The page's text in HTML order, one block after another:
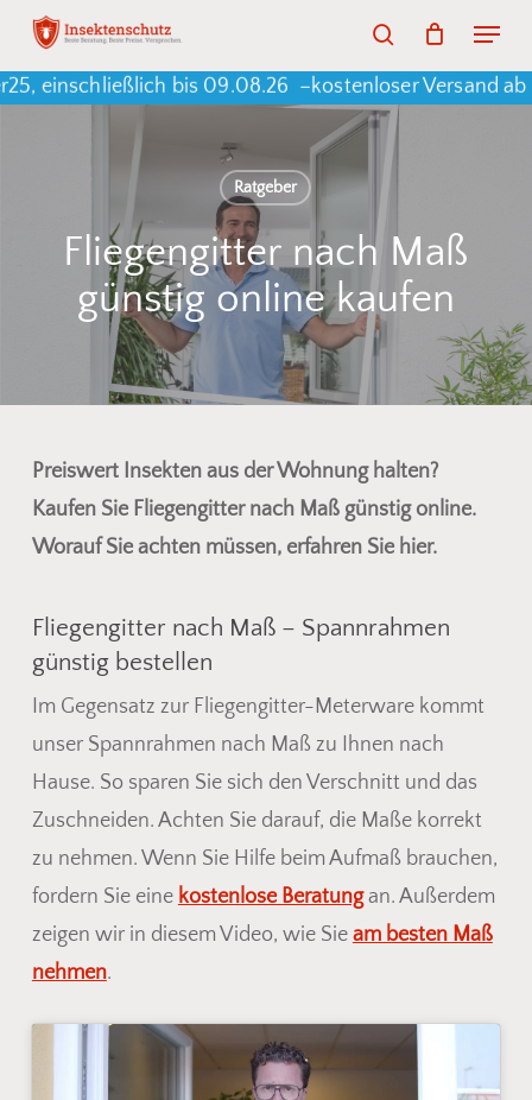
Skip
main
Menu
Cart
einschließlich bis 09.08.26 – kostenloser Versand ab
Ratgeber
Fliegengitter nach Maß
günstig online kaufen
Preiswert Insekten aus der Wohnung halten?
Kaufen Sie Fliegengitter nach Maß günstig online.
Worauf Sie achten müssen, erfahren Sie hier.
Fliegengitter nach Maß – Spannrahmen
günstig bestellen
Im Gegensatz zur Fliegengitter-Meterware kommt
unser Spannrahmen nach Maß zu Ihnen nach
Hause. So sparen Sie sich den Verschnitt und das
Zuschneiden. Achten Sie darauf, die Maße korrekt
zu nehmen. Wenn Sie Hilfe beim Aufmaß brauchen,
fordern Sie eine kostenlose Beratungan. Außerdem
zeigen wir in diesem Video, wie Sie am besten Maß
nehmen.